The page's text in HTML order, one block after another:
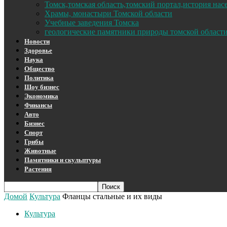
Томск,томская область,томский портал,история
Храмы, монастыри Томской области
Учебные заведения Томска
геологические памятники природы томской области
Новости
Здоровье
Наука
Общество
Политика
Шоу бизнес
Экономика
Финансы
Авто
Бизнес
Спорт
Грибы
Животные
Памятники и скульптуры
Растения
Домой Культура Фланцы стальные и их виды
Культура